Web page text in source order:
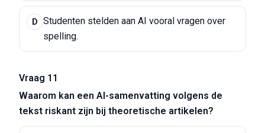
D
Studenten stelden aan AI vooral vragen over
spelling.
Vraag 11
Waarom kan een AI-samenvatting volgens de
tekst riskant zijn bij theoretische artikelen?